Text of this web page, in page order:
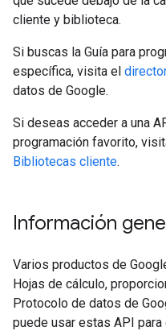
cliente y biblioteca.
Si buscas la Guía para
específica, visita el
datos de Google.
Si deseas acceder a una
programación favorito,
Bibliotecas cliente.
Información
Varios productos de
Hojas de cálculo,
Protocolo de datos de
puede usar estas API